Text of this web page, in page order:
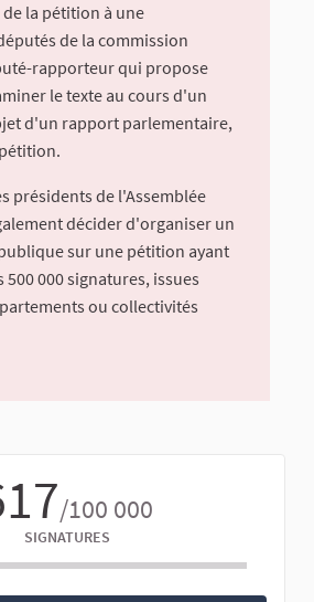
la pétition à une
de la commission
rapporteur qui propose
le texte au cours d'un
d'un rapport parlementaire,
présidents de l'Assemblée
décider d'organiser un
sur une pétition ayant
000 signatures, issues
ou collectivités
/100 000
SIGNATURES